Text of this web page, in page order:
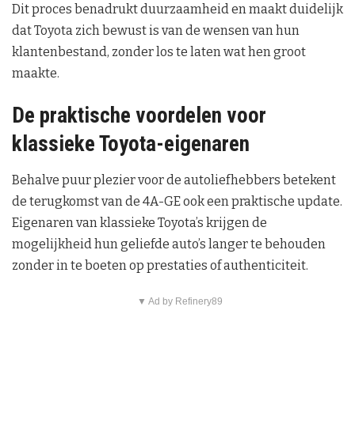
Dit proces benadrukt duurzaamheid en maakt duidelijk
dat Toyota zich bewust is van de wensen van hun
klantenbestand, zonder los te laten wat hen groot
maakte.
De praktische voordelen voor
klassieke Toyota-eigenaren
Behalve puur plezier voor de autoliefhebbers betekent
de terugkomst van de 4A-GE ook een praktische update.
Eigenaren van klassieke Toyota’s krijgen de
mogelijkheid hun geliefde auto’s langer te behouden
zonder in te boeten op prestaties of authenticiteit.
▼ Ad by Refinery89